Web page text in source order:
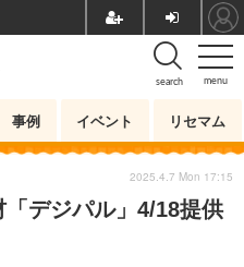
menu
search
事例 イベント リセマム
デジパル」4/18提供
2025.4.7 Mon 17:15